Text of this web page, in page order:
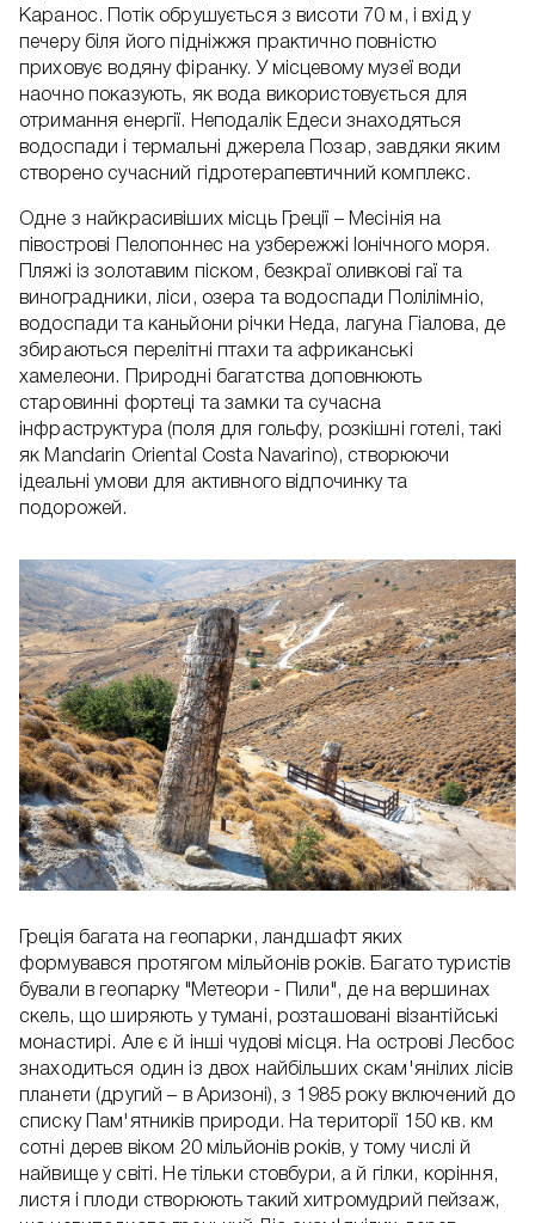
Каранос. Потік обрушується з висоти 70 м, і вхід у
печеру біля його підніжжя практично повністю
приховує водяну фіранку. У місцевому музеї води
наочно показують, як вода використовується для
отримання енергії. Неподалік Едеси знаходяться
водоспади і термальні джерела Позар, завдяки яким
створено сучасний гідротерапевтичний комплекс.
Одне з найкрасивіших місць Греції – Месінія на
півострові Пелопоннес на узбережжі Іонічного моря.
Пляжі із золотавим піском, безкраї оливкові гаї та
виноградники, ліси, озера та водоспади Полілімніо,
водоспади та каньйони річки Неда, лагуна Гіалова, де
збираються перелітні птахи та африканські
хамелеони. Природні багатства доповнюють
старовинні фортеці та замки та сучасна
інфраструктура (поля для гольфу, розкішні готелі, такі
як Mandarin Oriental Costa Navarino), створюючи
ідеальні умови для активного відпочинку та
подорожей.
Греція багата на геопарки, ландшафт яких
формувався протягом мільйонів років. Багато туристів
бували в геопарку "Метеори - Пили", де на вершинах
скель, що ширяють у тумані, розташовані візантійські
монастирі. Але є й інші чудові місця. На острові Лесбос
знаходиться один із двох найбільших скам'янілих лісів
планети (другий – в Аризоні), з 1985 року включений до
списку Пам'ятників природи. На території 150 кв. км
сотні дерев віком 20 мільйонів років, у тому числі й
найвище у світі. Не тільки стовбури, а й гілки, коріння,
листя і плоди створюють такий хитромудрий пейзаж,